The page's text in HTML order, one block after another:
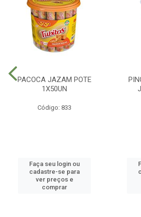
PACOCA JAZAM POTE
1X50UN
Código: 833
Faça seu login ou
cadastre-se para
ver preços e
comprar